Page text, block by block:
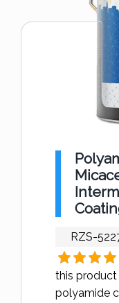
RZS-
this
polyamide